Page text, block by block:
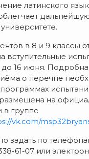
латинского
в 8 и 9 классы
вступительные
до 16 июня.
о перечне
на
в группе
vk.com/
задать по
61-07 или